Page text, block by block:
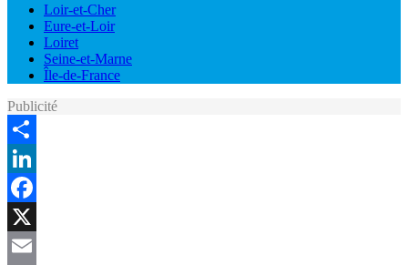
Loir-et-Cher
Eure-et-Loir
Loiret
Seine-et-Marne
Île-de-France
Publicité
Share
LinkedIn
Facebook
X